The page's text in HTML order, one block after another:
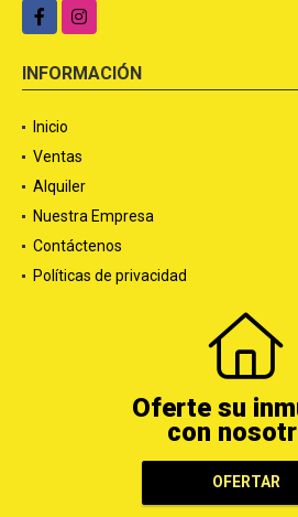
FacebookInstagram
INFORMACIÓN
Inicio
Ventas
Alquiler
Nuestra Empresa
Contáctenos
Políticas de privacidad
Oferte su
con
OFERTAR